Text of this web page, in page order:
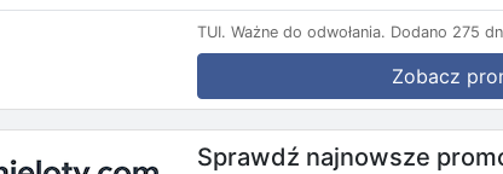
TUI. Ważne do odwołania. Dodano 275
Zobacz
Sprawdź najnowsze